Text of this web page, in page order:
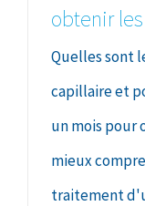
obtenir
Quelles sont
capillaire et
un mois pour
mieux
traitement